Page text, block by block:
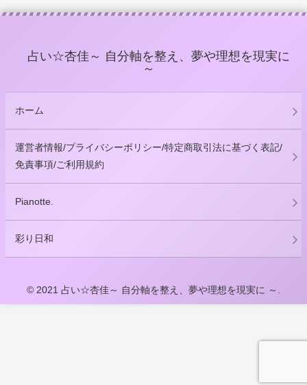
占い☆杏佳～ 自分軸を整え、夢や理想を現実に
～
ホーム
運営者情報/プライバシーポリシー/特定商取引法に基づく表記/
免責事項/ご利用規約
Pianotte.
彩り日和
© 2021 占い☆杏佳～ 自分軸を整え、夢や理想を現実に ～.